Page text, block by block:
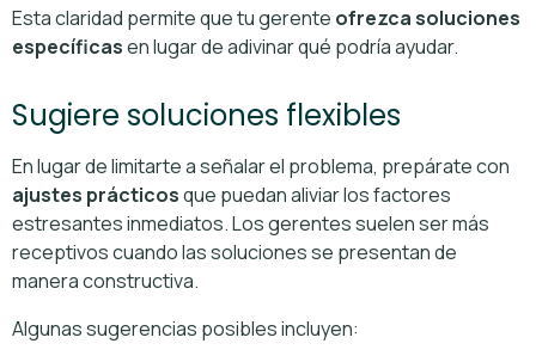
Esta claridad permite que tu gerente ofrezca soluciones
específicasen lugar de adivinar qué podría ayudar.
Sugiere soluciones flexibles
En lugar de limitarte a señalar el problema, prepárate con
ajustes prácticosque puedan aliviar los factores
estresantes inmediatos. Los gerentes suelen ser más
receptivos cuando las soluciones se presentan de
manera constructiva.
Algunas sugerencias posibles incluyen: